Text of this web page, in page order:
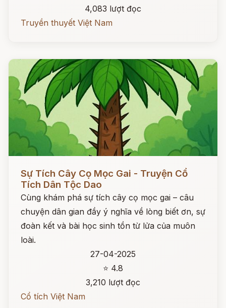
4,083 lượt đọc
Truyền thuyết Việt Nam
Sự Tích Cây Cọ Mọc Gai - Truyện Cổ
Tích Dân Tộc Dao
Cùng khám phá sự tích cây cọ mọc gai – câu
chuyện dân gian đầy ý nghĩa về lòng biết ơn, sự
đoàn kết và bài học sinh tồn từ lửa của muôn
loài.
27-04-2025
⭐ 4.8
3,210 lượt đọc
Cổ tích Việt Nam